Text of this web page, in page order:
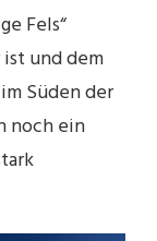
Fels“
und dem
Süden der
noch ein